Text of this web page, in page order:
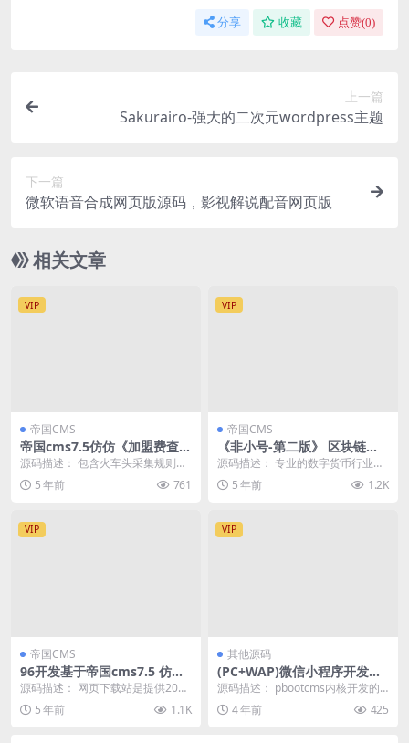
分享 收藏 点赞(0)
上一篇
Sakurairo-强大的二次元wordpress主题
下一篇
微软语音合成网页版源码，影视解说配音网页版
相关文章
VIP
帝国CMS
帝国cms7.5仿仿《加盟费查询
网》源码 加盟费用资讯对比查
询网站模板 同步生成wap手机
站带采集
源码描述： 包含火车头采集规则和
模块，采集目标站加盟费查询官
网。 源码描述： 加...
5 年前 761
VIP
帝国CMS
《非小号-第二版》 区块链模
板 行情数据+同步插件 帝国c
ms+带采集
源码描述： 专业的数字货币行业大
数据平台之一，实时更新全球比特
币行情价格,以太坊...
5 年前 1.2K
VIP
帝国CMS
96开发基于帝国cms7.5 仿
《网页下载站》模板源码下载
适用于手机游戏应用软件下载
的模板
源码描述： 网页下载站是提供2020
最新版绿色安全的软件游戏和应用
下载,包括了软...
5 年前 1.1K
VIP
其他源码
(PC+WAP)微信小程序开发代
理展示销售pbootcms网站模
板/软件开发公司网站源码下载
源码描述： pbootcms内核开发的
网站模板，该模板适用于微信小程
序网站、软件...
4 年前 425